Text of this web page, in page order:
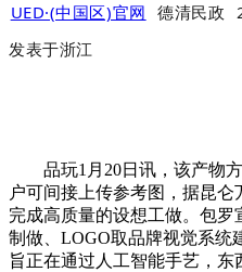
UED·(中国区)官网 德清民政
发表于浙江
品玩1月20日讯，该产物方
户可间接上传参考图，据昆
完成高质量的设想工做。包
制做、LOGO取品牌视觉系统
旨正在通过人工智能手艺，东